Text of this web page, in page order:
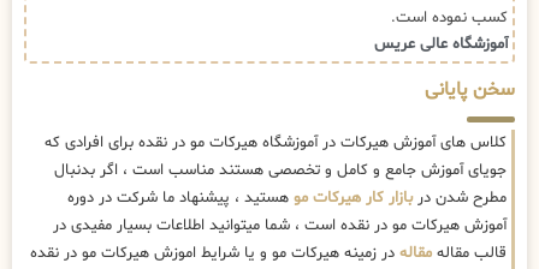
کسب نموده است.
آموزشگاه عالی عریس
سخن پایانی
کلاس های آموزش هیرکات در آموزشگاه هیرکات مو در نقده برای افرادی که
جویای آموزش جامع و کامل و تخصصی هستند مناسب است ، اگر بدنبال
مطرح شدن دربازار کار هیرکات مو هستید ، پیشنهاد ما شرکت در دوره
آموزش هیرکات مو در نقده است ، شما میتوانید اطلاعات بسیار مفیدی در
قالب مقاله مقاله در زمینه هیرکات مو و یا شرایط اموزش هیرکات مو در نقده